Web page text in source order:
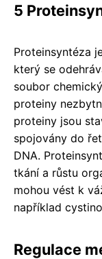
5
Proteinsyntéza
který se
soubor
proteiny
proteiny jsou
spojovány do
DNA.
tkání a růstu
mohou vést k
například
Regulace